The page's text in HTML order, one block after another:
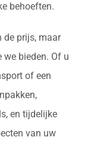
behoeften.
de prijs, maar
we bieden. Of u
of een
en tijdelijke
van uw